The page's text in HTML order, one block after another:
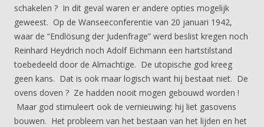
schakelen ? In dit geval waren er andere opties mogelijk
geweest. Op de Wanseeconferentie van 20 januari 1942,
waar de “Endlösung der Judenfrage” werd beslist kregen noch
Reinhard Heydrich noch Adolf Eichmann een hartstilstand
toebedeeld door de Almachtige. De utopische god kreeg
geen kans. Dat is ook maar logisch want hij bestaat niet. De
ovens doven ? Ze hadden nooit mogen gebouwd worden !
Maar god stimuleert ook de vernieuwing: hij liet gasovens
bouwen. Het probleem van het bestaan van het lijden en het